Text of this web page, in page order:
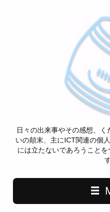
日々の出来事やその感想、
いの顛末、主にICT関連の個
には立たないであろうこと